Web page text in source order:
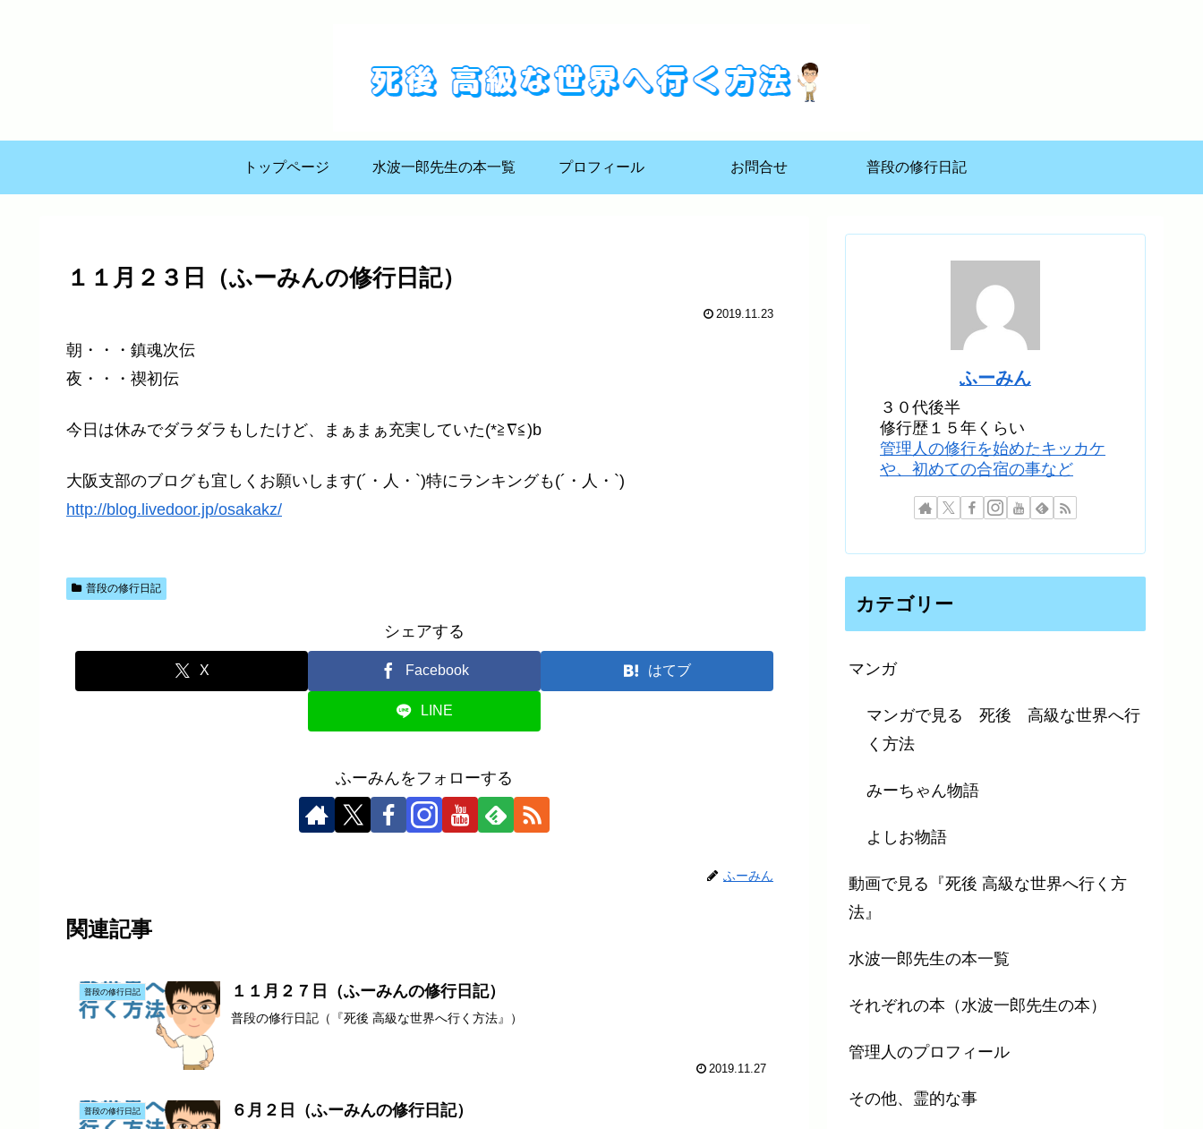
トップページ 水波一郎先生の本一覧 プロフィール お問合せ 普段の修行日記
１１月２３日（ふーみんの修行日記）
2019.11.23
朝・・・鎮魂次伝
夜・・・禊初伝
今日は休みでダラダラもしたけど、まぁまぁ充実していた(*≧∇≦)b
大阪支部のブログも宜しくお願いします(´・人・`)特にランキングも(´・人・`)
http://blog.livedoor.jp/osakakz/
普段の修行日記
シェアする
X Facebook はてブ
LINE
ふーみんをフォローする
ふーみん
関連記事
普段の修行日記 １１月２７日（ふーみんの修行日記）
普段の修行日記（『死後 高級な世界へ行く方法』）
2019.11.27
普段の修行日記 ６月２日（ふーみんの修行日記）
ふーみん
３０代後半
修行歴１５年くらい
管理人の修行を始めたキッカケ
や、初めての合宿の事など
カテゴリー
マンガ
マンガで見る 死後 高級な世界へ行
く方法
みーちゃん物語
よしお物語
動画で見る『死後 高級な世界へ行く方
法』
水波一郎先生の本一覧
それぞれの本（水波一郎先生の本）
管理人のプロフィール
その他、霊的な事